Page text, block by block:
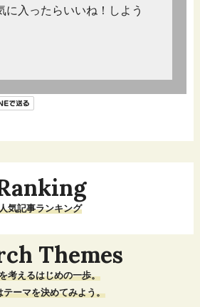
に入ったらいいね！しよう
気記事ランキング
Themes
考えるはじめの一歩。
テーマを決めてみよう。